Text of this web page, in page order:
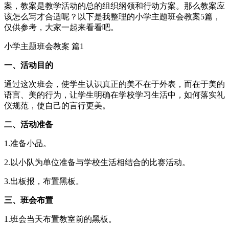
案，教案是教学活动的总的组织纲领和行动方案。那么教案应
该怎么写才合适呢？以下是我整理的小学主题班会教案5篇，
仅供参考，大家一起来看看吧。
小学主题班会教案 篇1
一、活动目的
通过这次班会，使学生认识真正的美不在于外表，而在于美的
语言、美的行为，让学生明确在学校学习生活中，如何落实礼
仪规范，使自己的言行更美。
二、活动准备
1.准备小品。
2.以小队为单位准备与学校生活相结合的比赛活动。
3.出板报，布置黑板。
三、班会布置
1.班会当天布置教室前的黑板。